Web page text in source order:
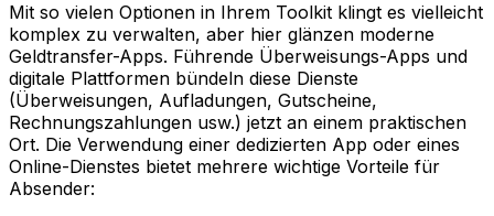
Mit so vielen Optionen in Ihrem Toolkit klingt es vielleicht
komplex zu verwalten, aber hier glänzen moderne
Geldtransfer-Apps. Führende Überweisungs-Apps und
digitale Plattformen bündeln diese Dienste
(Überweisungen, Aufladungen, Gutscheine,
Rechnungszahlungen usw.) jetzt an einem praktischen
Ort. Die Verwendung einer dedizierten App oder eines
Online-Dienstes bietet mehrere wichtige Vorteile für
Absender: